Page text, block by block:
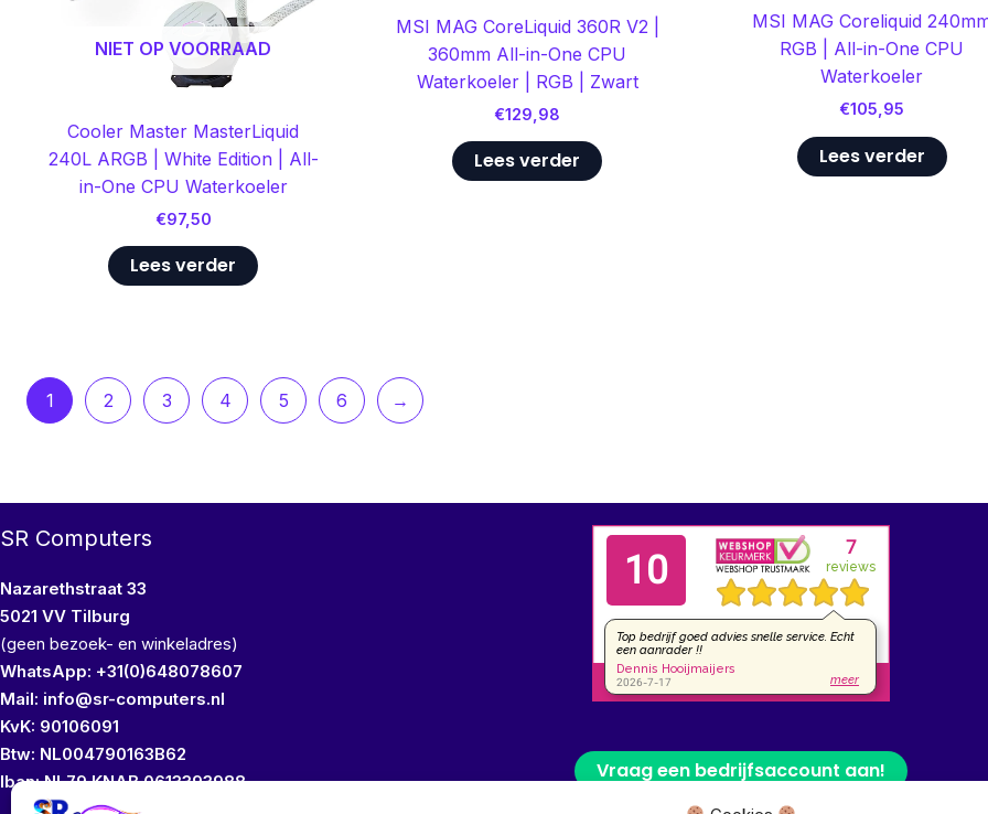
NIET OP VOORRAAD
Cooler Master MasterLiquid
240L ARGB | White Edition | All-
in-One CPU Waterkoeler
€97,50
Lees verder
MSI MAG CoreLiquid 360R V2 |
360mm All-in-One CPU
Waterkoeler | RGB | Zwart
€129,98
Lees verder
MSI MAG Coreliquid
RGB | All-in-One CPU
Waterkoeler
€105,95
Lees verder
1 2 3 4 5 6 →
SR Computers
Nazarethstraat 33
5021 VV Tilburg
(geen bezoek- en winkeladres)
WhatsApp: +31(0)648078607
Mail: info@sr-computers.nl
KvK: 90106091
Btw: NL004790163B62
Iban: NL79 KNAB 0613393988
Vraag een bedrijfsaccount aan!